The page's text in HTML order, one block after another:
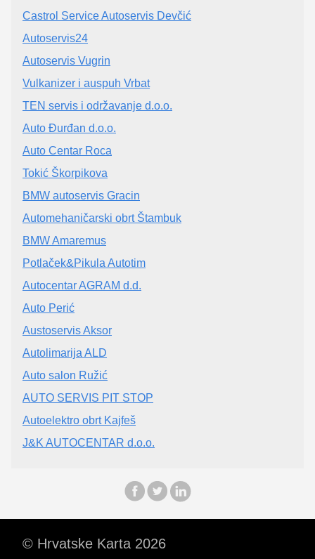
Castrol Service Autoservis Devčić
Autoservis24
Autoservis Vugrin
Vulkanizer i auspuh Vrbat
TEN servis i održavanje d.o.o.
Auto Đurđan d.o.o.
Auto Centar Roca
Tokić Škorpikova
BMW autoservis Gracin
Automehaničarski obrt Štambuk
BMW Amaremus
Potlaček&Pikula Autotim
Autocentar AGRAM d.d.
Auto Perić
Austoservis Aksor
Autolimarija ALD
Auto salon Ružić
AUTO SERVIS PIT STOP
Autoelektro obrt Kajfeš
J&K AUTOCENTAR d.o.o.
© Hrvatske Karta 2026